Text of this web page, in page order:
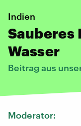
Indien
Sauberes
Wasser
Beitrag aus
Moderator: